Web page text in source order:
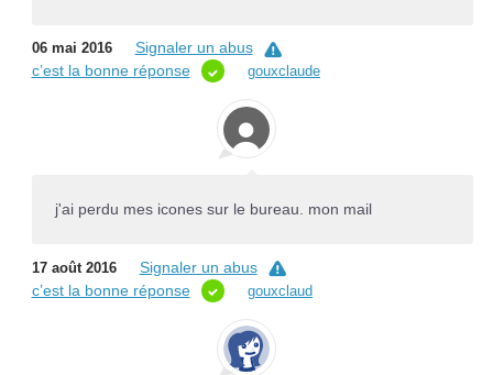
06 mai 2016
Signaler un abus
c’est la bonne réponse
gouxclaude
j'ai perdu mes icones sur le bureau. mon mail
17 août 2016
Signaler un abus
c’est la bonne réponse
gouxclaud